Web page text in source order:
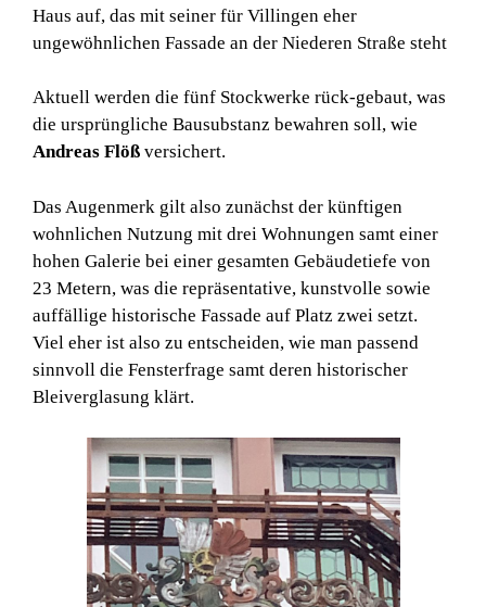
Haus auf, das mit seiner für Villingen eher
ungewöhnlichen Fassade an der Niederen Straße steht
Aktuell werden die fünf Stockwerke rück-gebaut, was
die ursprüngliche Bausubstanz bewahren soll, wie
Andreas Flöß versichert.
Das Augenmerk gilt also zunächst der künftigen
wohnlichen Nutzung mit drei Wohnungen samt einer
hohen Galerie bei einer gesamten Gebäudetiefe von
23 Metern, was die repräsentative, kunstvolle sowie
auffällige historische Fassade auf Platz zwei setzt.
Viel eher ist also zu entscheiden, wie man passend
sinnvoll die Fensterfrage samt deren historischer
Bleiverglasung klärt.